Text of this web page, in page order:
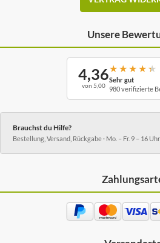
Unsere
4,36
von 5,00
★ ★ ★ ★ ★
Sehr gut
980 verifizierte
Brauchst du Hilfe?
Bestellung, Versand, Rückgabe · Mo. – Fr. 9 – 16 Uhr